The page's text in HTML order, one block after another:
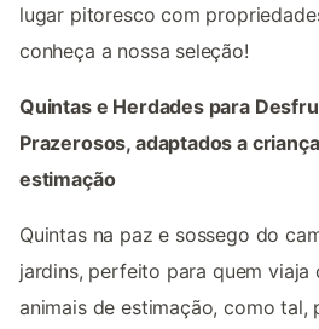
lugar pitoresco com
conheça a nossa seleção!
Quintas e Herdades para
Prazerosos, adaptados a
estimação
Quintas na paz e sossego do
jardins, perfeito para quem viaja
animais de estimação, como tal,